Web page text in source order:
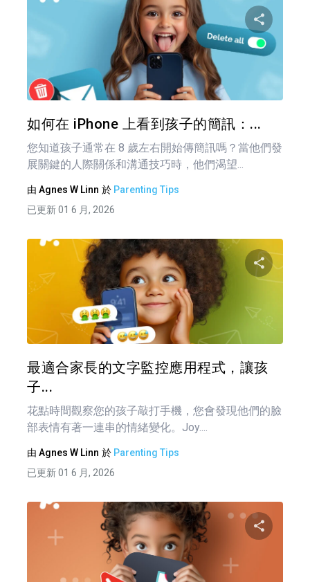
如何在 iPhone 上看到孩子的簡訊：...
您知道孩子通常在 8 歲左右開始傳簡訊嗎？當他們發
展關鍵的人際關係和溝通技巧時，他們渴望...
由 Agnes W Linn 於 Parenting Tips
已更新 01 6 月, 2026
最適合家長的文字監控應用程式，讓孩
子...
花點時間觀察您的孩子敲打手機，您會發現他們的臉
部表情有著一連串的情緒變化。Joy....
由 Agnes W Linn 於 Parenting Tips
已更新 01 6 月, 2026